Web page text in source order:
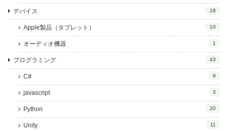
デバイス 18
Apple製品（タブレット） 10
オーディオ機器 1
プログラミング 43
C# 9
javascript 3
Python 20
Unity 11